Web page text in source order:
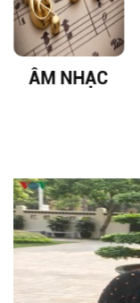
ÂM NHẠC